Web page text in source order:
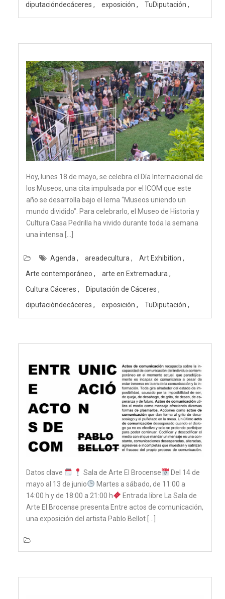
diputacióndecáceres exposición TuDiputación
Hoy, lunes 18 de mayo, se celebra el Día Internacional de
los Museos, una cita impulsada por el ICOM que este
año se desarrolla bajo el lema “Museos uniendo un
mundo dividido”. Para celebrarlo, el Museo de Historia y
Cultura Casa Pedrilla ha vivido durante toda la semana
una intensa […]
Agenda areadecultura
Art Exhibition
Arte contemporáneo
arte en Extremadura
Cultura Cáceres
Diputación de Cáceres
diputacióndecáceres
exposición TuDiputación
Datos clave Sala de Arte El Brocense
Del 14 de
mayo al 13 de junio
Martes a sábado, de 11:00 a
14:00 h y de 18:00 a 21:00 h
Entrada libre La Sala de
Arte El Brocense presenta Entre actos de comunicación,
una exposición del artista Pablo Bellot […]